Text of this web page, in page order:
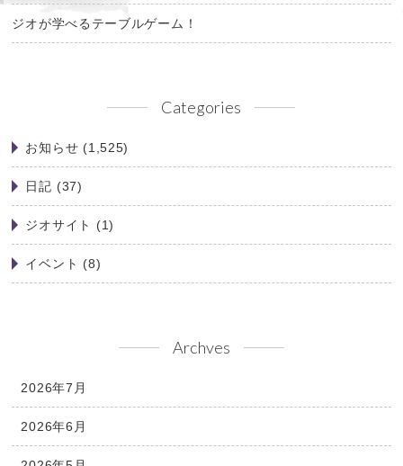
ジオが学べるテーブルゲーム！
Categories
お知らせ (1,525)
日記 (37)
ジオサイト (1)
イベント (8)
Archves
2026年7月
2026年6月